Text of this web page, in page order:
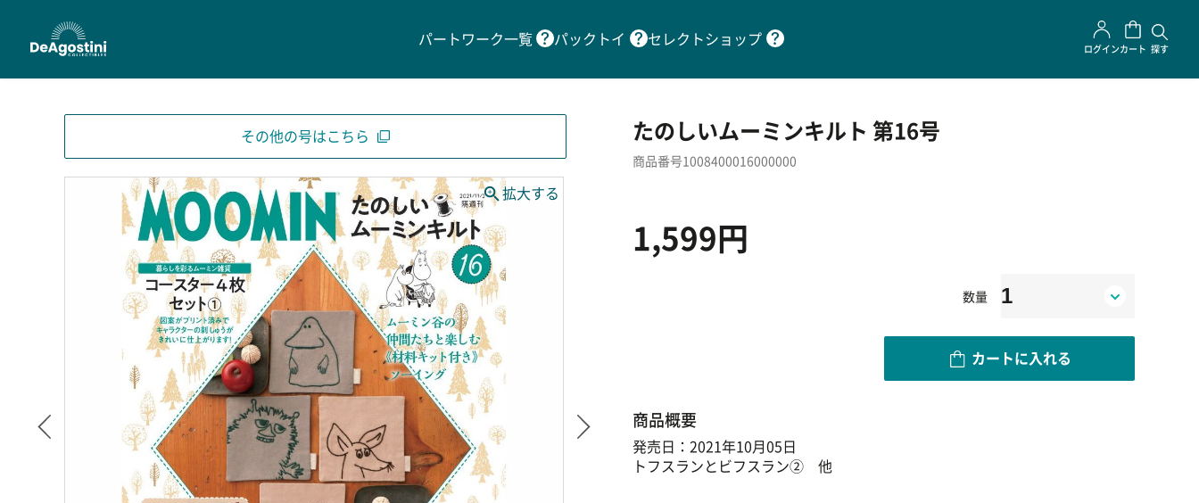
パートワーク一覧 パックトイ セレクトショップ ログインカート 探す
その他の号はこちら たのしいムーミンキルト 第16号
商品番号1008400016000000
1,599円
数量
カートに入れる
商品概要
発売日：2021年10月05日
トフスランとビフスラン② 他